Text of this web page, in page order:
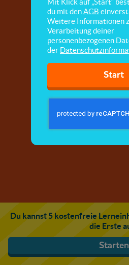
Du kannst 5 kostenfreie
die Erste
Starten
Mit Klick auf „Start“
du mit denAGB
Weitere Informationen
Verarbeitung deiner
personenbezogenen
der
Start